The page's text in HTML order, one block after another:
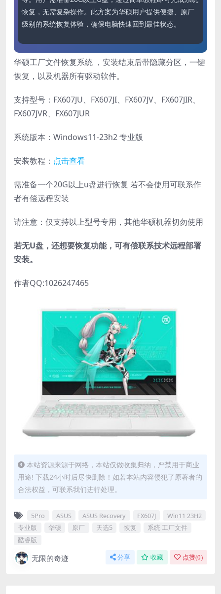
恢复，无需复杂操作。此方案为华硕用户提供便捷、原厂
级别的系统恢复体验，确保电脑快速回到最佳状态。
华硕工厂文件恢复系统 ，安装结束后带隐藏分区，一键
恢复，以及机器所有驱动软件。
支持型号：FX607JU、FX607JI、FX607JV、FX607JIR、
FX607JVR、FX607JUR
系统版本：Windows11-23h2 专业版
安装教程： 点击查看
需准备一个20G以上u盘进行恢复 若不会使用可联系作
者有偿远程安装
请注意：仅支持以上型号专用，其他华硕机器切勿使用
若无U盘，还想要恢复功能，可有偿联系技术远程部署
安装。
作者QQ:1026247465
本站资源来源于网络，本站仅做收集归纳，严禁用于商业
用途! 下载24小时后尽快删除！如若本站内容侵犯了原著者的
合法权益，可联系我们进行处理。
5Pro ASUS ASUS Recovery FX607J
Win11 23H2
专业版
华硕 原厂 天选5 恢复
系统 工厂文件
酷睿版
无限的奇迹 分享 收藏 点赞(0)